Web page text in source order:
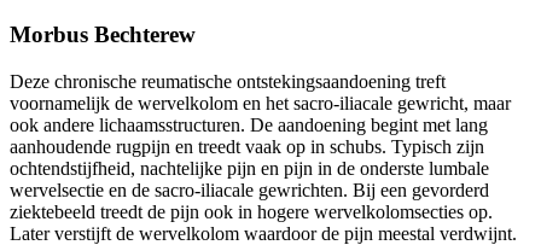
Morbus Bechterew
Deze chronische reumatische ontstekingsaandoening treft
voornamelijk de wervelkolom en het sacro-iliacale gewricht, maar
ook andere lichaamsstructuren. De aandoening begint met lang
aanhoudende rugpijn en treedt vaak op in schubs. Typisch zijn
ochtendstijfheid, nachtelijke pijn en pijn in de onderste lumbale
wervelsectie en de sacro-iliacale gewrichten. Bij een gevorderd
ziektebeeld treedt de pijn ook in hogere wervelkolomsecties op.
Later verstijft de wervelkolom waardoor de pijn meestal verdwijnt.